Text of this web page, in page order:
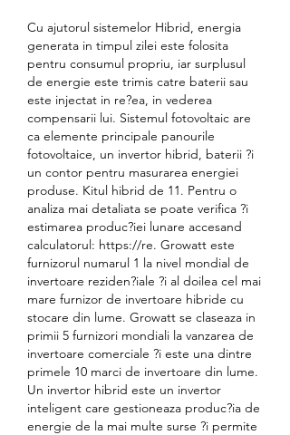
Cu ajutorul sistemelor Hibrid, energia
generata in timpul zilei este folosita
pentru consumul propriu, iar surplusul
de energie este trimis catre baterii sau
este injectat in re?ea, in vederea
compensarii lui. Sistemul fotovoltaic are
ca elemente principale panourile
fotovoltaice, un invertor hibrid, baterii ?i
un contor pentru masurarea energiei
produse. Kitul hibrid de 11. Pentru o
analiza mai detaliata se poate verifica ?i
estimarea produc?iei lunare accesand
calculatorul: https://re. Growatt este
furnizorul numarul 1 la nivel mondial de
invertoare reziden?iale ?i al doilea cel mai
mare furnizor de invertoare hibride cu
stocare din lume. Growatt se claseaza in
primii 5 furnizori mondiali la vanzarea de
invertoare comerciale ?i este una dintre
primele 10 marci de invertoare din lume.
Un invertor hibrid este un invertor
inteligent care gestioneaza produc?ia de
energie de la mai multe surse ?i permite